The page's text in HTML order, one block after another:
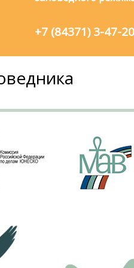
+7 (84371) 3-47-20